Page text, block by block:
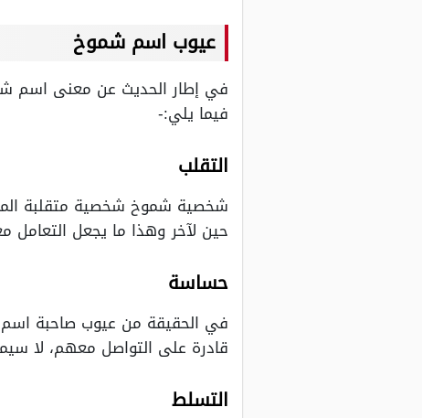
عيوب اسم شموخ
في إطار الحديث عن معنى اسم
فيما يلي:-
التقلب
شخصية شموخ شخصية متقلبة
حين لآخر وهذا ما يجعل التعامل
حساسة
في الحقيقة من عيوب صاحبة اسم
قادرة على التواصل معهم، لا
التسلط